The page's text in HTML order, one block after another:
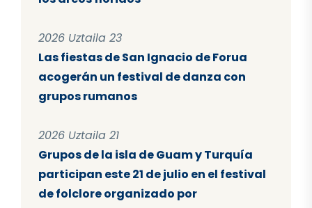
2026 Uztaila 23
Las fiestas de San Ignacio de Forua
acogerán un festival de danza con
grupos rumanos
2026 Uztaila 21
Grupos de la isla de Guam y Turquía
participan este 21 de julio en el festival
de folclore organizado por